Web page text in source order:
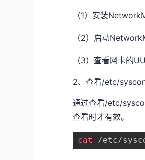
（1）安装
（2）启动
（3）查看网卡的
2、查看/etc/
通过查看/etc/
查看时才有效。
cat /etc/